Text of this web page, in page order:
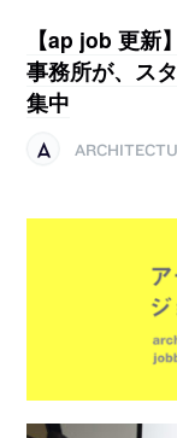
【ap job 更新
事務所が、ス
集中